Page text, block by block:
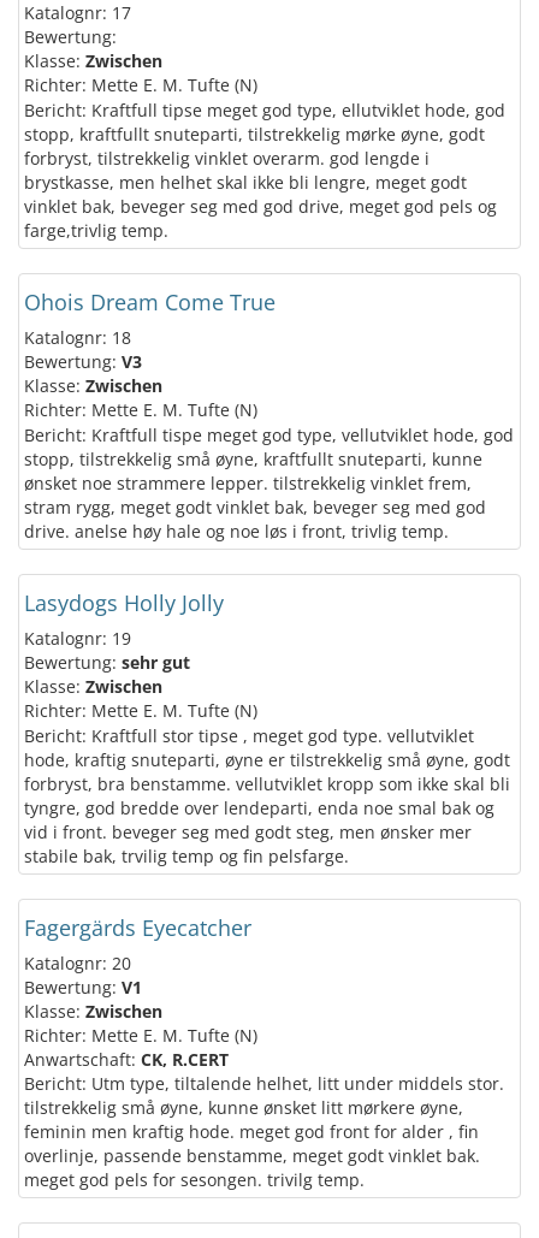
Katalognr: 17
Bewertung:
Klasse: Zwischen
Richter: Mette E. M. Tufte (N)
Bericht: Kraftfull tipse meget god type, ellutviklet hode, god
stopp, kraftfullt snuteparti, tilstrekkelig mørke øyne, godt
forbryst, tilstrekkelig vinklet overarm. god lengde i
brystkasse, men helhet skal ikke bli lengre, meget godt
vinklet bak, beveger seg med god drive, meget god pels og
farge,trivlig temp.
Ohois Dream Come True
Katalognr: 18
Bewertung: V3
Klasse: Zwischen
Richter: Mette E. M. Tufte (N)
Bericht: Kraftfull tispe meget god type, vellutviklet hode, god
stopp, tilstrekkelig små øyne, kraftfullt snuteparti, kunne
ønsket noe strammere lepper. tilstrekkelig vinklet frem,
stram rygg, meget godt vinklet bak, beveger seg med god
drive. anelse høy hale og noe løs i front, trivlig temp.
Lasydogs Holly Jolly
Katalognr: 19
Bewertung: sehr gut
Klasse: Zwischen
Richter: Mette E. M. Tufte (N)
Bericht: Kraftfull stor tipse , meget god type. vellutviklet
hode, kraftig snuteparti, øyne er tilstrekkelig små øyne, godt
forbryst, bra benstamme. vellutviklet kropp som ikke skal bli
tyngre, god bredde over lendeparti, enda noe smal bak og
vid i front. beveger seg med godt steg, men ønsker mer
stabile bak, trvilig temp og fin pelsfarge.
Fagergärds Eyecatcher
Katalognr: 20
Bewertung: V1
Klasse: Zwischen
Richter: Mette E. M. Tufte (N)
Anwartschaft: CK, R.CERT
Bericht: Utm type, tiltalende helhet, litt under middels stor.
tilstrekkelig små øyne, kunne ønsket litt mørkere øyne,
feminin men kraftig hode. meget god front for alder , fin
overlinje, passende benstamme, meget godt vinklet bak.
meget god pels for sesongen. trivilg temp.